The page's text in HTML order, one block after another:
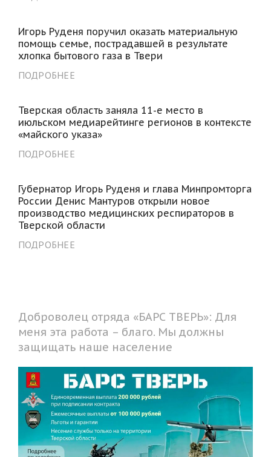
Игорь Руденя поручил оказать материальную
помощь семье, пострадавшей в результате
хлопка бытового газа в Твери
ПОДРОБНЕЕ
Тверская область заняла 11-е место в
июльском медиарейтинге регионов в контексте
«майского указа»
ПОДРОБНЕЕ
Губернатор Игорь Руденя и глава Минпромторга
России Денис Мантуров открыли новое
производство медицинских респираторов в
Тверской области
ПОДРОБНЕЕ
Доброволец отряда «БАРС ТВЕРЬ»: Для
меня эта работа – благо. Мы должны
защищать наше население